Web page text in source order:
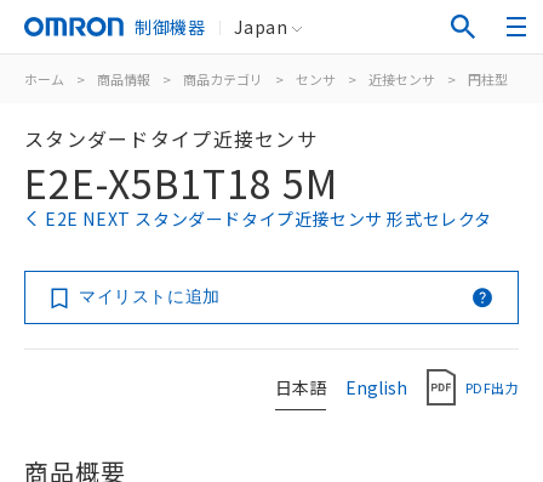
制御機器 Japan
ホーム > 商品情報 > 商品カテゴリ > センサ > 近接センサ > 円柱型
スタンダードタイプ近接センサ
E2E-X5B1T18 5M
E2E NEXT スタンダードタイプ近接センサ 形式セレクタ
マイリストに追加
日本語 English PDF出力
商品概要